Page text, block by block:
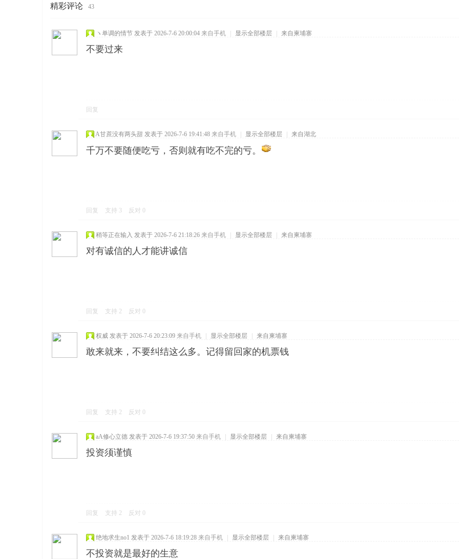
精彩评论 43
ヽ单调的情节 发表于 2026-7-6 20:00:04 来自手机 显示全部楼层 来自柬埔寨
不要过来
回复
A甘蔗没有两头甜 发表于 2026-7-6 19:41:48 来自手机 显示全部楼层 来自湖北
千万不要随便吃亏，否则就有吃不完的亏。
回复 支持 3 反对 0
稍等正在输入 发表于 2026-7-6 21:18:26 来自手机 显示全部楼层 来自柬埔寨
对有诚信的人才能讲诚信
回复 支持 2 反对 0
权威 发表于 2026-7-6 20:23:09 来自手机 显示全部楼层 来自柬埔寨
敢来就来，不要纠结这么多。记得留回家的机票钱
回复 支持 2 反对 0
aA修心立德 发表于 2026-7-6 19:37:50 来自手机 显示全部楼层 来自柬埔寨
投资须谨慎
回复 支持 2 反对 0
绝地求生no1 发表于 2026-7-6 18:19:28 来自手机 显示全部楼层 来自柬埔寨
不投资就是最好的生意